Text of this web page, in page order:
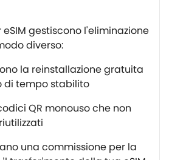
gestiscono l'eliminazione
diverso:
la reinstallazione gratuita
di tempo stabilito
QR monouso che non
una commissione per la